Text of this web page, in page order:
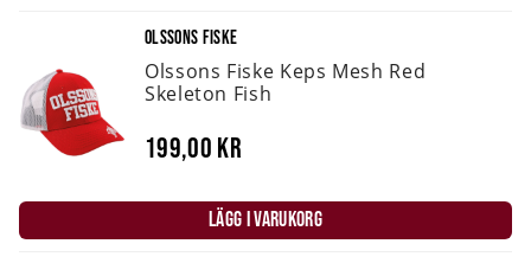
OLSSONS FISKE
Olssons Fiske Keps Mesh Red
Skeleton Fish
199,00 kr
LÄGG I VARUKORG